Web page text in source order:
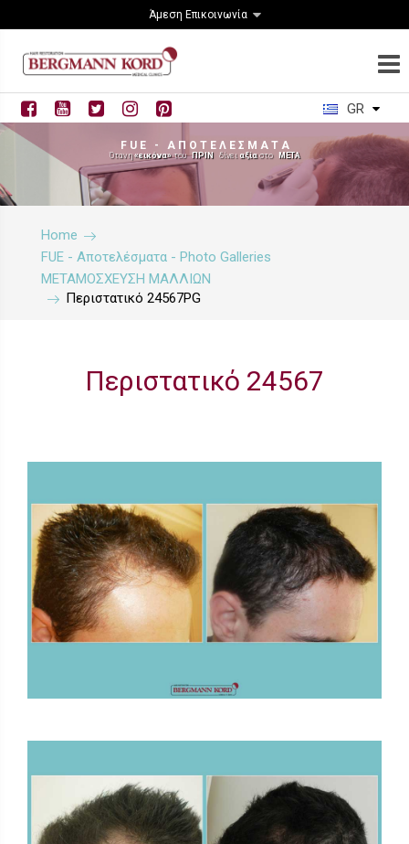
Άμεση Επικοινωνία
GR
F U E - Α Π Ο Τ Ε Λ Ε Σ Μ Α Τ Α
Όταν η«εικόνα»τουΠΡΙΝδίνει αξίαστο ΜΕΤΑ
Home
FUE - Αποτελέσματα - Photo Galleries
ΜΕΤΑΜΟΣΧΕΥΣΗ ΜΑΛΛΙΩΝ
Περιστατικό 24567PG
Περιστατικό 24567